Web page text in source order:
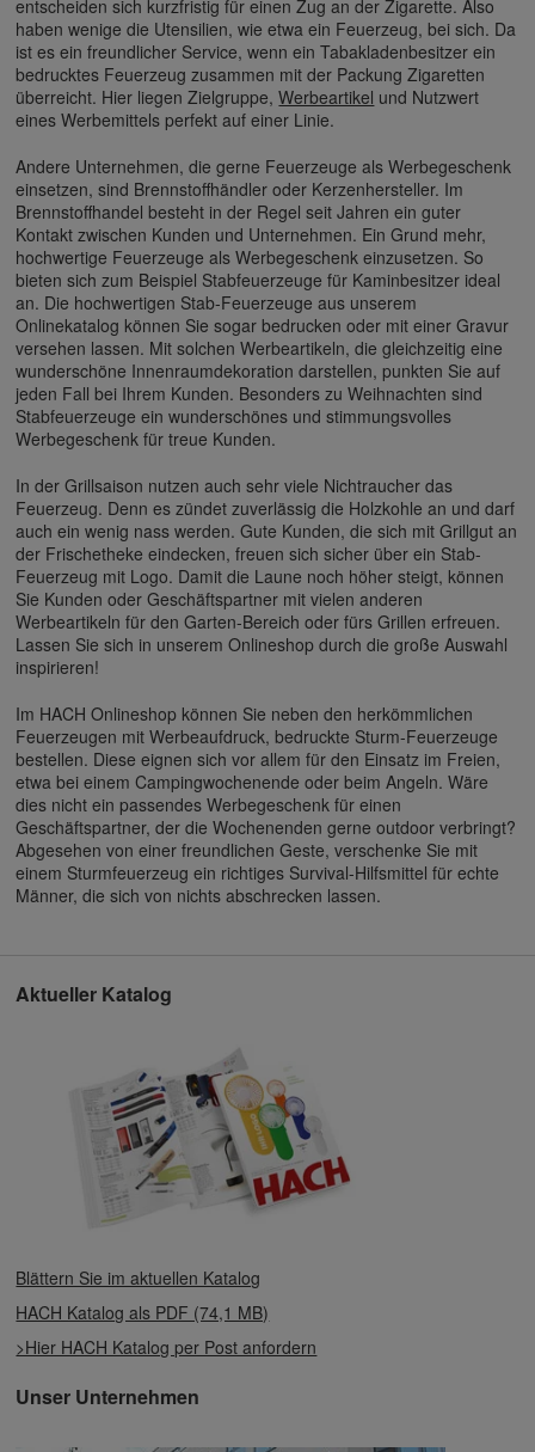
entscheiden sich kurzfristig für einen Zug an der Zigarette. Also
haben wenige die Utensilien, wie etwa ein Feuerzeug, bei sich. Da
ist es ein freundlicher Service, wenn ein Tabakladenbesitzer ein
bedrucktes Feuerzeug zusammen mit der Packung Zigaretten
überreicht. Hier liegen Zielgruppe,Werbeartikel und Nutzwert
eines Werbemittels perfekt auf einer Linie.
Andere Unternehmen, die gerne Feuerzeuge als Werbegeschenk
einsetzen, sind Brennstoffhändler oder Kerzenhersteller. Im
Brennstoffhandel besteht in der Regel seit Jahren ein guter
Kontakt zwischen Kunden und Unternehmen. Ein Grund mehr,
hochwertige Feuerzeuge als Werbegeschenk einzusetzen. So
bieten sich zum Beispiel Stabfeuerzeuge für Kaminbesitzer ideal
an. Die hochwertigen Stab-Feuerzeuge aus unserem
Onlinekatalog können Sie sogar bedrucken oder mit einer Gravur
versehen lassen. Mit solchen Werbeartikeln, die gleichzeitig eine
wunderschöne Innenraumdekoration darstellen, punkten Sie auf
jeden Fall bei Ihrem Kunden. Besonders zu Weihnachten sind
Stabfeuerzeuge ein wunderschönes und stimmungsvolles
Werbegeschenk für treue Kunden.
In der Grillsaison nutzen auch sehr viele Nichtraucher das
Feuerzeug. Denn es zündet zuverlässig die Holzkohle an und darf
auch ein wenig nass werden. Gute Kunden, die sich mit Grillgut an
der Frischetheke eindecken, freuen sich sicher über ein Stab-
Feuerzeug mit Logo. Damit die Laune noch höher steigt, können
Sie Kunden oder Geschäftspartner mit vielen anderen
Werbeartikeln für den Garten-Bereich oder fürs Grillen erfreuen.
Lassen Sie sich in unserem Onlineshop durch die große Auswahl
inspirieren!
Im HACH Onlineshop können Sie neben den herkömmlichen
Feuerzeugen mit Werbeaufdruck, bedruckte Sturm-Feuerzeuge
bestellen. Diese eignen sich vor allem für den Einsatz im Freien,
etwa bei einem Campingwochenende oder beim Angeln. Wäre
dies nicht ein passendes Werbegeschenk für einen
Geschäftspartner, der die Wochenenden gerne outdoor verbringt?
Abgesehen von einer freundlichen Geste, verschenke Sie mit
einem Sturmfeuerzeug ein richtiges Survival-Hilfsmittel für echte
Männer, die sich von nichts abschrecken lassen.
Aktueller Katalog
Blättern Sie im aktuellen Katalog
HACH Katalog als PDF (74,1 MB)
>Hier HACH Katalog per Post anfordern
Unser Unternehmen